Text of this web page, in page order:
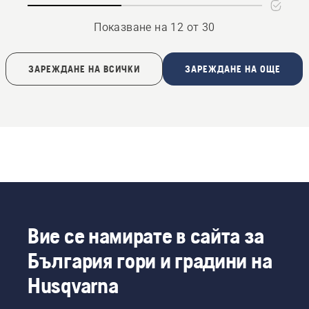
Показване на 12 от 30
ЗАРЕЖДАНЕ НА ВСИЧКИ ЗАРЕЖДАНЕ НА ОЩЕ
Вие се намирате в сайта за
България гори и градини на
Husqvarna